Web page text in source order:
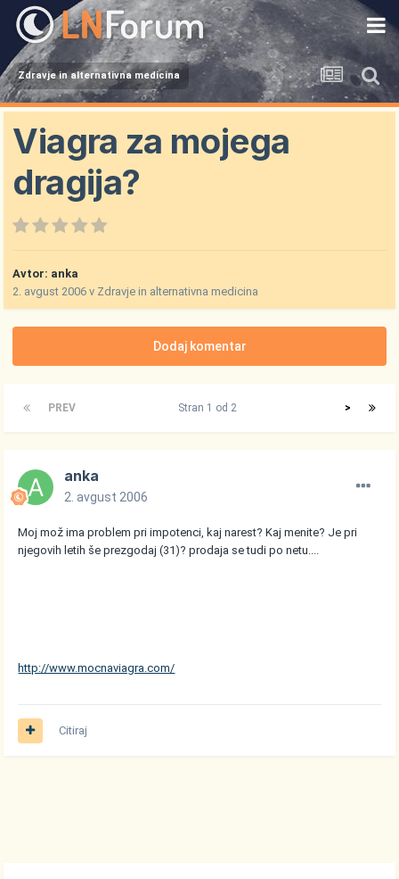
Zdravje in alternativna medicina
Viagra za mojega
dragija?
Avtor: anka
2. avgust 2006 v Zdravje in alternativna medicina
Dodaj komentar
PREV >
Stran 1 od 2
anka
2. avgust 2006
Moj mož ima problem pri impotenci, kaj narest? Kaj menite? Je pri
njegovih letih še prezgodaj (31)? prodaja se tudi po netu....
http://www.mocnaviagra.com/
Citiraj